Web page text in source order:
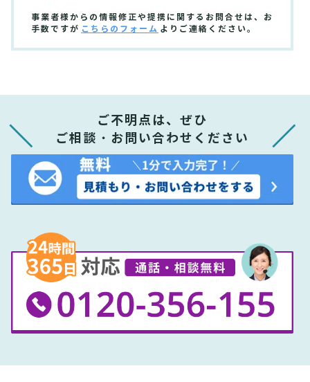
事業者様からの情報修正や提携に関するお問合せは、お
手数ですが こちらのフォーム よりご連絡ください。
ご不明点は、ぜひ
ご相談・お問い合わせください